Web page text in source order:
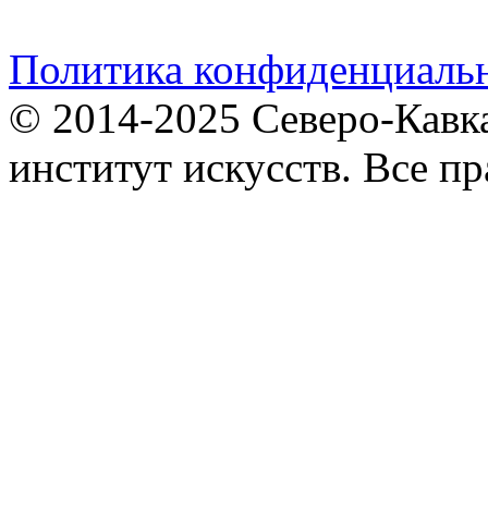
Политика
© 2014-2025 Северо-
институт искусств. Все